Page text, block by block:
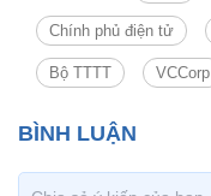
Chính phủ điện tử
Bộ TTTT VCCorp